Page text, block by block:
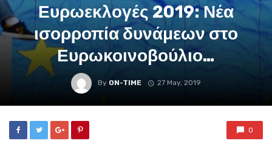
Ευρωεκλογές 2019: Νέα
ισορροπία δυνάμεων στο
Ευρωκοινοβούλιο…
By ON-TIME 27 May, 2019
0